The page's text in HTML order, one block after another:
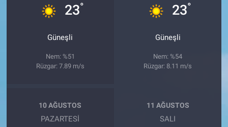
23°
Güneşli
Nem: %51
Rüzgar: 7.89 m/s
23°
Güneşli
Nem: %54
Rüzgar: 8.11 m/s
10 AĞUSTOS
PAZARTESI
11 AĞUSTOS
SALI